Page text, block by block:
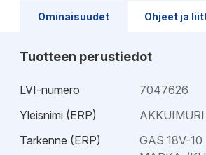
Pölypussiton säiliö sekä
Osittain läpinäkyvä säiliö
sekä kevyt kantaa ja siinä on paikat
Kiinnityshihnat letkun kiinnittämistä
toimitus sisältää olkahihnan,
Ominaisuudet Ohjeet ja
Tuotteen perustiedot
LVI-numero
7047626
Yleisnimi (ERP)
Tarkenne (ERP)
GAS 18V-10